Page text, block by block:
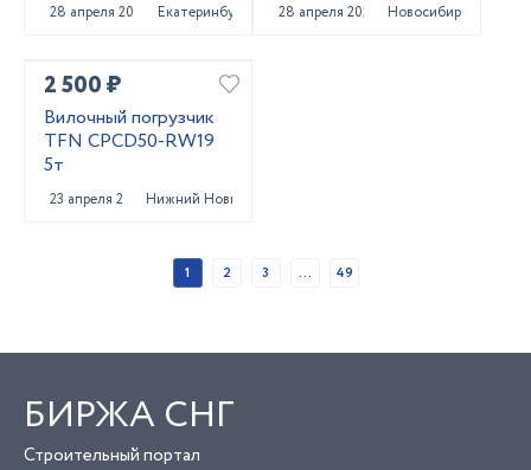
28 апреля 2025 Екатеринбург 28 апреля 2025 Новосибирск
2 500 ₽
Вилочный погрузчик
TFN CPCD50-RW19
5т
23 апреля 2025 Нижний Новгород
1 2 3 ... 49
БИРЖА СНГ
Строительный портал